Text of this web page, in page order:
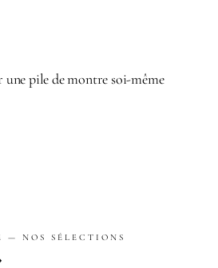
une pile de montre soi-même
— NOS SÉLECTIONS